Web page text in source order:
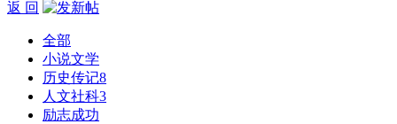
返 回
全部
小说文学
历史传记8
人文社科3
励志成功